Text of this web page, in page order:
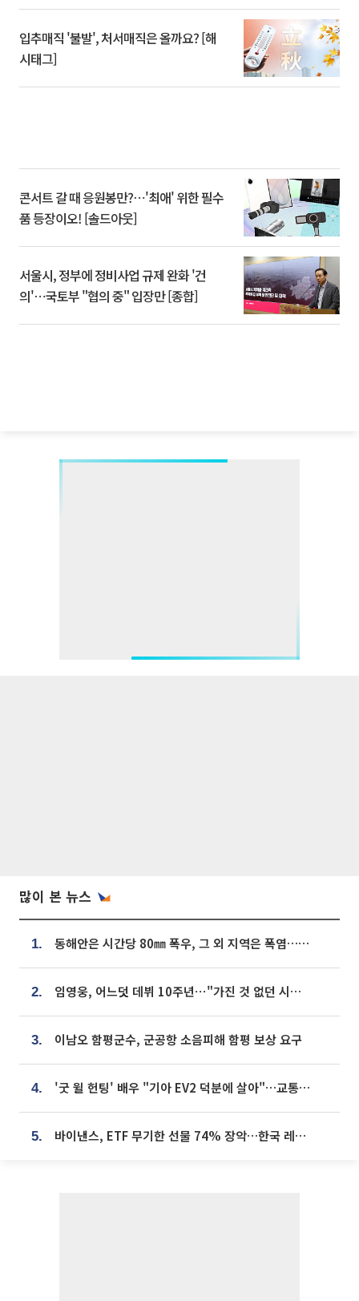
입추매직 '불발', 처서매직은 올까요? [해
시태그]
콘서트 갈 때 응원봉만?⋯'최애' 위한 필수
품 등장이오! [솔드아웃]
서울시, 정부에 정비사업 규제 완화 '건
의'⋯국토부 "협의 중" 입장만 [종합]
많이 본 뉴스
1. 동해안은 시간당 80㎜ 폭우, 그 외 지역은 폭염…‘극과 극 날씨’
2. 임영웅, 어느덧 데뷔 10주년⋯"가진 것 없던 시절, 내 앞엔 20명의 팬뿐"
3. 이남오 함평군수, 군공항 소음피해 함평 보상 요구
4. '굿 윌 헌팅' 배우 "기아 EV2 덕분에 살아"…교통사고 후 안전성 극찬
5. 바이낸스, ETF 무기한 선물 74% 장악…한국 레버리지 ETF 거래 급증 [e가상자산]